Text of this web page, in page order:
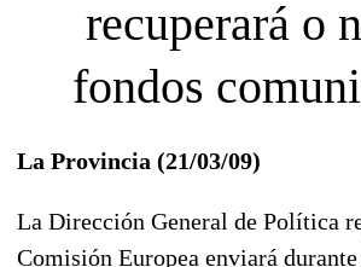
recuperará o
fondos
La Provincia (21/03/09)
La Dirección General de Política
Comisión Europea enviará